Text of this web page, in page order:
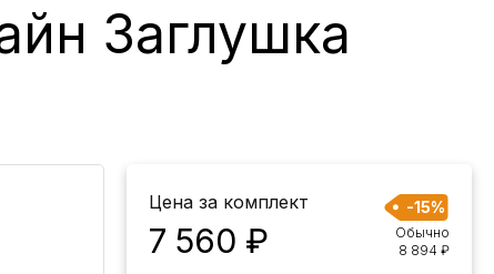
Заглушка
Цена за комплект
7 560 ₽
-15%
Обычно
8 894 ₽